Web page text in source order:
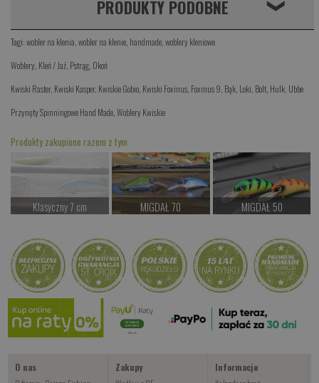
PRODUKTY PODOBNE ❮
Tagi:wobler na klenia ,wobler na klenie handmade ,woblery kleniowe
Woblery Kleń / Jaź Pstrąg, Okoń
Kwiski Raster, Kwiski Kasper, Kwiskie Gobio Kwiski Foxinus Foxinus 9 Bąk Loki Bolt Hulk Ubbe
Przynęty Spinningowe Hand Made ,Woblery Kwiskie
Produkty zakupione razem z tym
Klasyczny 7 cm
Kup teraz >
MIGDAŁ 70
Kup teraz >
MIGDAŁ 50
Kup teraz >
Kwiski Ciernik
od 42.00 PLN
Kup teraz >
O nas
Zakupy
Informacje